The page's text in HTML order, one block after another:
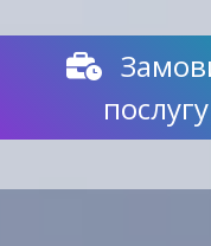
послугу